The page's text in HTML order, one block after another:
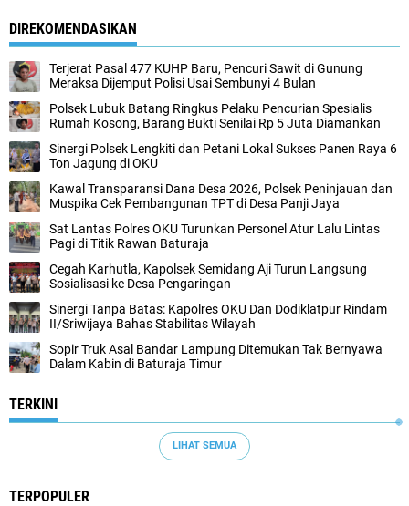
DIREKOMENDASIKAN
Terjerat Pasal 477 KUHP Baru, Pencuri Sawit di Gunung
Meraksa Dijemput Polisi Usai Sembunyi 4 Bulan
Polsek Lubuk Batang Ringkus Pelaku Pencurian Spesialis
Rumah Kosong, Barang Bukti Senilai Rp 5 Juta Diamankan
Sinergi Polsek Lengkiti dan Petani Lokal Sukses Panen Raya 6
Ton Jagung di OKU
Kawal Transparansi Dana Desa 2026, Polsek Peninjauan dan
Muspika Cek Pembangunan TPT di Desa Panji Jaya
Sat Lantas Polres OKU Turunkan Personel Atur Lalu Lintas
Pagi di Titik Rawan Baturaja
Cegah Karhutla, Kapolsek Semidang Aji Turun Langsung
Sosialisasi ke Desa Pengaringan
Sinergi Tanpa Batas: Kapolres OKU Dan Dodiklatpur Rindam
II/Sriwijaya Bahas Stabilitas Wilayah
Sopir Truk Asal Bandar Lampung Ditemukan Tak Bernyawa
Dalam Kabin di Baturaja Timur
TERKINI
LIHAT SEMUA
TERPOPULER